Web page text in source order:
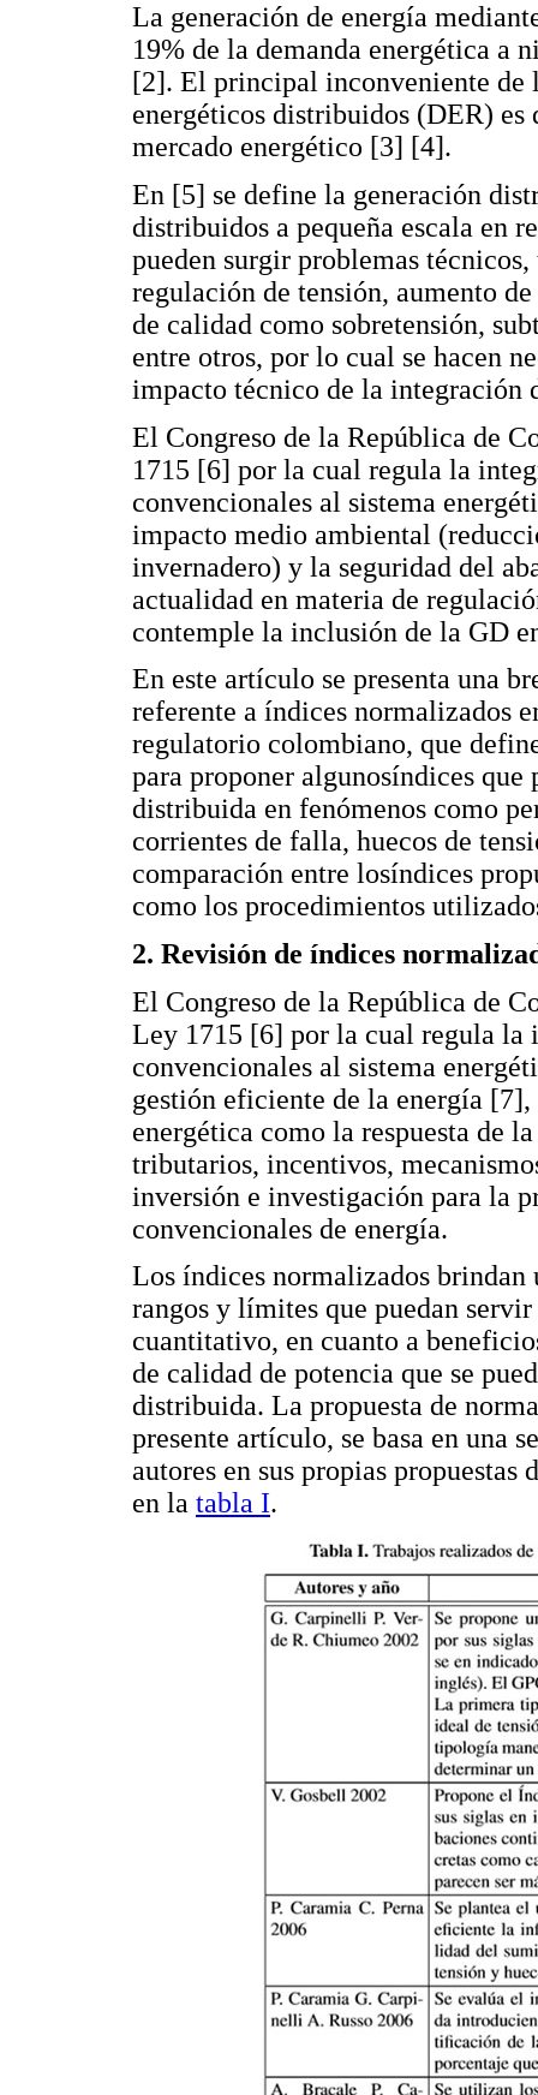
La generación de energía
19% de la demanda energética a
[2]. El principal inconveniente de
energéticos distribuidos (DER)
mercado energético [3] [4].
En [5] se define la generación
distribuidos a pequeña escala en
pueden surgir problemas
regulación de tensión, aumento
de calidad como sobretensión,
entre otros, por lo cual se hacen
impacto técnico de la integración
El Congreso de la República de
1715 [6] por la cual regula la
convencionales al sistema
impacto medio ambiental
invernadero) y la seguridad del
actualidad en materia de
contemple la inclusión de la GD
En este artículo se presenta una
referente a índices normalizados
regulatorio colombiano, que
para proponer algunosíndices
distribuida en fenómenos como
corrientes de falla, huecos de
comparación entre losíndices
como los procedimientos
2. Revisión de índices
El Congreso de la República de
Ley 1715 [6] por la cual regula la
convencionales al sistema
gestión eficiente de la energía
energética como la respuesta de
tributarios, incentivos,
inversión e investigación para la
convencionales de energía.
Los índices normalizados brindan
rangos y límites que puedan
cuantitativo, en cuanto a
de calidad de potencia que se
distribuida. La propuesta de
presente artículo, se basa en una
autores en sus propias
en la tabla I.